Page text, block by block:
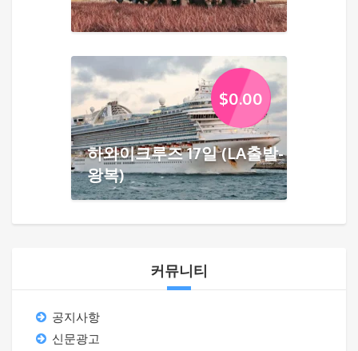
$0.00
하와이크루즈 17일 (LA출발-
왕복)
커뮤니티
공지사항
신문광고